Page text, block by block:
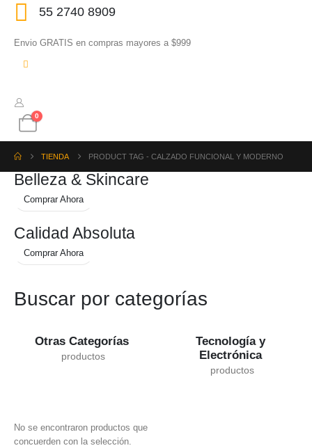
55 2740 8909
Envio GRATIS en compras mayores a $999
0
TIENDA PRODUCT TAG -CALZADO FUNCIONAL Y MODERNO
Belleza & Skincare
Comprar Ahora
Calidad Absoluta
Comprar Ahora
Buscar por categorías
Otras Categorías
Tecnología y
Electrónica
No se encontraron productos que
concuerden con la selección.